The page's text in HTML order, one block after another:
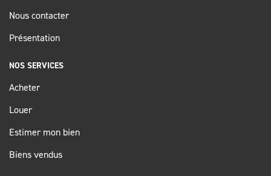
Nous contacter
Présentation
NOS SERVICES
Acheter
Louer
Estimer mon bien
Biens vendus